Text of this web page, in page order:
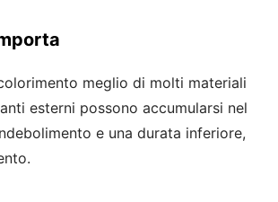
meglio di molti materiali
esterni possono accumularsi nel
e una durata inferiore,